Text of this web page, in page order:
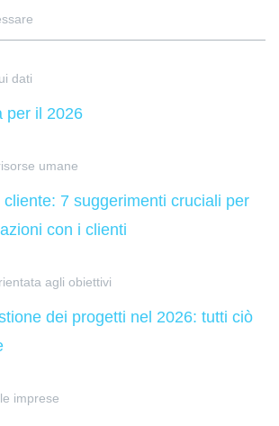
dati
per il 2026
umane
7 suggerimenti cruciali per
con i clienti
agli obiettivi
dei progetti nel 2026: tutti ciò
imprese